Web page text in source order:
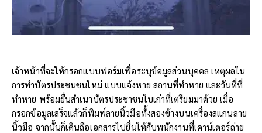
เจ้าหน้าที่จะให้กรอกแบบฟอร์มเพื่อระบุข้อมูลส่วนบุคคล เหตุผลใน
การทำบัตรประชนชนใหม่ แบบแจ้งหาย สถานที่ทำหาย และวันที่ที่
ทำหาย พร้อมยื่นสำเนาบัตรประชาชนใบเก่าที่เตรียมมาด้วย เมื่อ
กรอกข้อมูลเสร็จแล้วก็พิมพ์ลายนิ้วมือทั้งสองข้างบนเครื่องสแกนลาย
นิ้วมือ จากนั้นก็เดินถือเอกสารไปยื่นให้กับพนักงานที่เคาน์เตอร์ถ่าย